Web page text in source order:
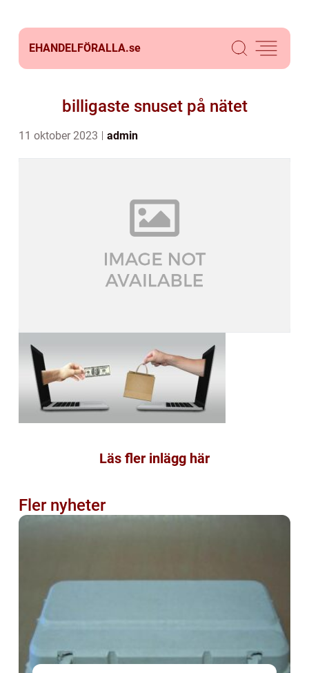
EHANDELFÖRALLA.se
billigaste snuset på nätet
11 oktober 2023 admin
Läs fler inlägg här
Fler nyheter